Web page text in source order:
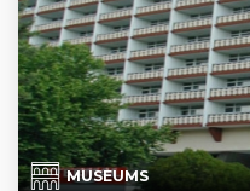
MUSEUMS